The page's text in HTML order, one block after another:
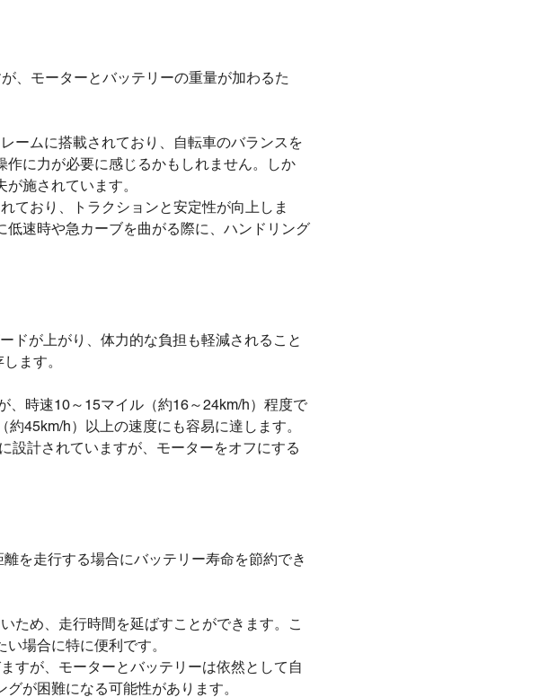
、モーターとバッテリーの重量が加わるた
ームに搭載されており、自転車のバランスを
に力が必要に感じるかもしれません。しか
施されています。
ており、トラクションと安定性が向上しま
速時や急カーブを曲がる際に、ハンドリング
ドが上がり、体力的な負担も軽減されること
ます。
、時速10～15マイル（約16～24km/h）程度で
45km/h）以上の速度にも容易に達します。
設計されていますが、モーターをオフにする
を走行する場合にバッテリー寿命を節約でき
ため、走行時間を延ばすことができます。こ
場合に特に便利です。
すが、モーターとバッテリーは依然として自
が困難になる可能性があります。